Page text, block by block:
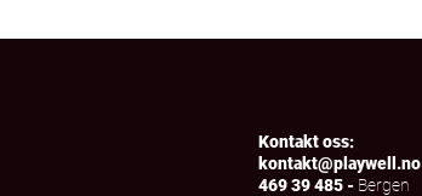
Kontakt oss:
kontakt@playwell.no
469 39 485 - Bergen